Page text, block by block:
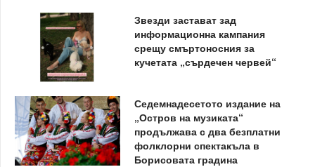
Звезди застават зад
информационна кампания
срещу смъртоносния за
кучетата „сърдечен червей“
Седемнадесетото издание на
„Остров на музиката“
продължава с два безплатни
фолклорни спектакъла в
Борисовата градина